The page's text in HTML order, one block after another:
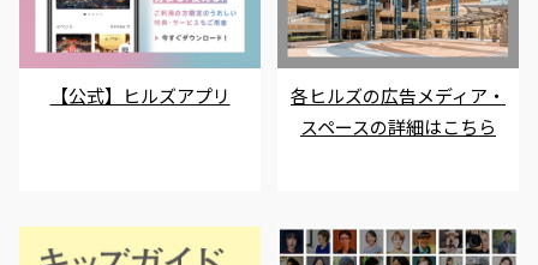
【公式】ヒルズアプリ
各ヒルズの広告メディア・
スペースの詳細はこちら